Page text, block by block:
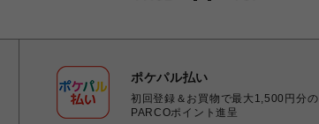
ポケパル払い
初回登録＆お買物で最大1,500円分の
PARCOポイント進呈